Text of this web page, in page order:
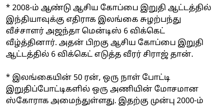
* 2008-ம் ஆண்டு ஆசிய கோப்பை இறுதி ஆட்டத்தில்
இந்தியாவுக்கு எதிராக இலங்கை சுழற்பந்து
வீச்சாளர் அஜந்தா மென்டிஸ் 6 விக்கெட்
வீழ்த்தினார். அதன் பிறகு ஆசிய கோப்பை இறுதி
ஆட்டத்தில் 6 விக்கெட் எடுத்த வீரர் சிராஜ் தான்.
* இலங்கையின் 50 ரன், ஒரு நாள் போட்டி
இறுதிப்போட்டிகளில் ஒரு அணியின் மோசமான
ஸ்கோராக அமைந்துள்ளது. இதற்கு முன்பு 2000-ம்